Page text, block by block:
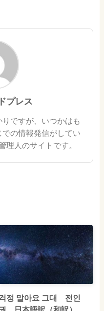
プレス
ですが、いつかはも
の情報発信がしてい
理人のサイトです。
정 말아요 그대 전인